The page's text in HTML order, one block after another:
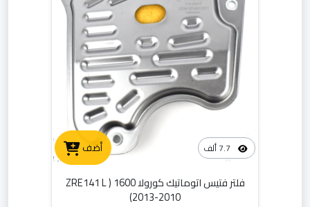
أضف
فلتر فتيس اتوماتيك كورولا 1600 ( ZRE141 L
(2013-2010